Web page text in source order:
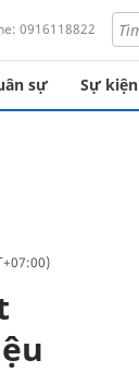
0916118822
sự Sự kiện